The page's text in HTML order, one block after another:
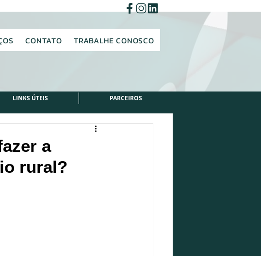
CONTATO TRABALHE CONOSCO
LINKS ÚTEIS PARCEIROS
a
rural?